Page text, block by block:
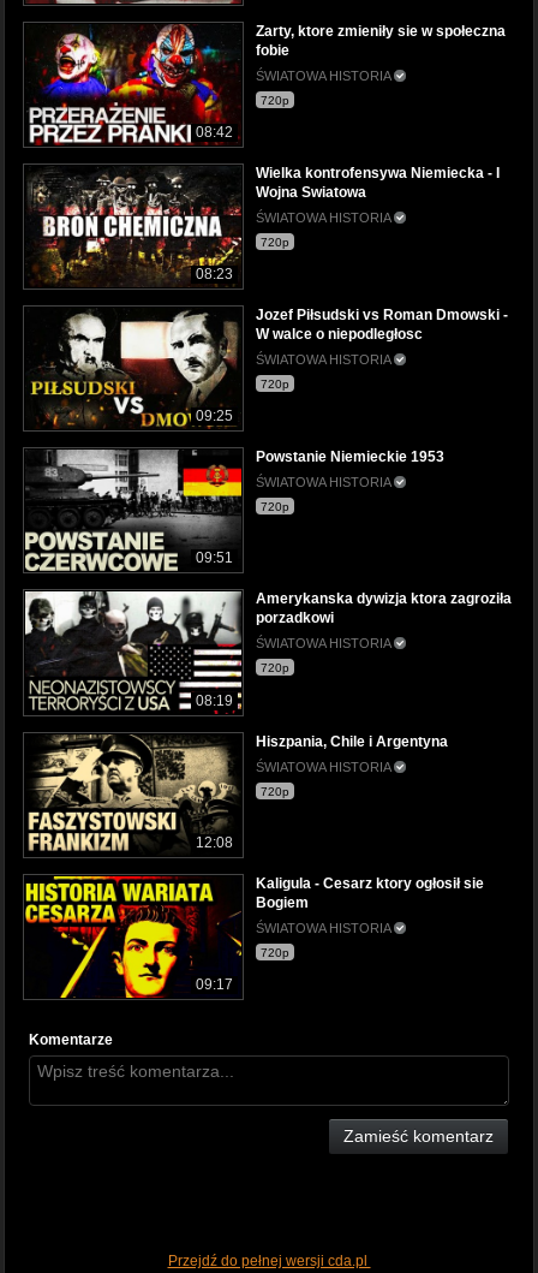
08:42
Zarty, ktore zmieniły sie w społeczna
fobie
ŚWIATOWA HISTORIA
720p
08:23
Wielka kontrofensywa Niemiecka - I
Wojna Swiatowa
ŚWIATOWA HISTORIA
720p
09:25
Jozef Piłsudski vs Roman Dmowski -
W walce o niepodległosc
ŚWIATOWA HISTORIA
720p
09:51
Powstanie Niemieckie 1953
ŚWIATOWA HISTORIA
720p
08:19
Amerykanska dywizja ktora zagroziła
porzadkowi
ŚWIATOWA HISTORIA
720p
12:08
Hiszpania, Chile i Argentyna
ŚWIATOWA HISTORIA
720p
09:17
Kaligula - Cesarz ktory ogłosił sie
Bogiem
ŚWIATOWA HISTORIA
720p
Komentarze
Zamieść komentarz
Przejdź do pełnej wersji cda.pl